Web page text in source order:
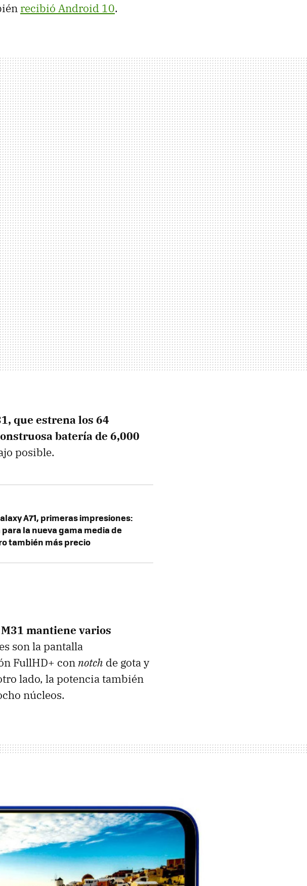
recibió Android 10.
que estrena los 64
batería de 6,000
posible.
A71, primeras impresiones:
la nueva gama media de
también más precio
mantiene varios
son la pantalla
FullHD+ con notch de gota y
lado, la potencia también
núcleos.